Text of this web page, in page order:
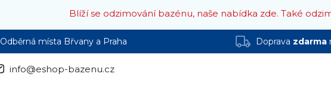
Blíží se odzimování bazénu, naše nabídka zde. Také
Odběrná místa Břvany a Praha Doprava zdarma
info@eshop-bazenu.cz